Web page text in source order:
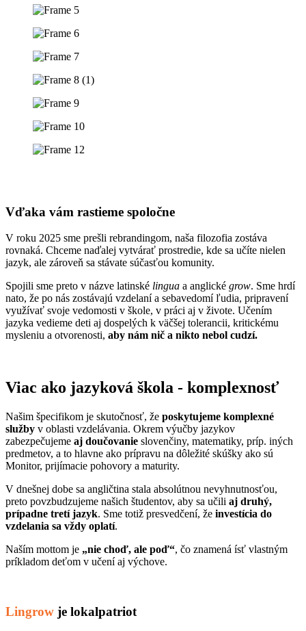
Vďaka vám rastieme spoločne
V roku 2025 sme prešli rebrandingom, naša filozofia zostáva
rovnaká. Chceme naďalej vytvárať prostredie, kde sa učíte nielen
jazyk, ale zároveň sa stávate súčasťou komunity.
Spojili sme preto v názve latinské lingua a anglické grow. Sme hrdí
nato, že po nás zostávajú vzdelaní a sebavedomí ľudia, pripravení
využívať svoje vedomosti v škole, v práci aj v živote. Učením
jazyka vedieme deti aj dospelých k väčšej tolerancii, kritickému
mysleniu a otvorenosti, aby nám nič a nikto nebol cudzí.
Viac ako jazyková škola - komplexnosť
Našim špecifikom je skutočnosť, že poskytujeme komplexné
služby v oblasti vzdelávania. Okrem výučby jazykov
zabezpečujeme aj doučovanie slovenčiny, matematiky, príp. iných
predmetov, a to hlavne ako prípravu na dôležité skúšky ako sú
Monitor, prijímacie pohovory a maturity.
V dnešnej dobe sa angličtina stala absolútnou nevyhnutnosťou,
preto povzbudzujeme našich študentov, aby sa učili aj druhý,
prípadne tretí jazyk. Sme totiž presvedčení, že investícia do
vzdelania sa vždy oplatí.
Naším mottom je „nie choď, ale poď“, čo znamená ísť vlastným
príkladom deťom v učení aj výchove.
Lingrow je lokalpatriot